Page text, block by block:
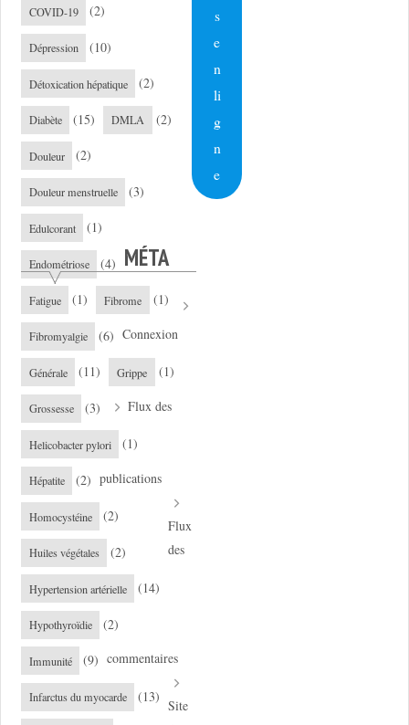
COVID-19 (2)
Dépression (10)
Détoxication hépatique (2)
Diabète (15) DMLA (2)
Douleur (2)
Douleur menstruelle (3)
Edulcorant (1)
Endométriose (4)
Fatigue (1) Fibrome (1)
Fibromyalgie (6)
Générale (11) Grippe (1)
Grossesse (3)
Helicobacter pylori (1)
Hépatite (2)
Homocystéine (2)
Huiles végétales (2)
Hypertension artérielle (14)
Hypothyroïdie (2)
Immunité (9)
Infarctus du myocarde (13)
s
e
n
li
g
n
e
MÉTA
Connexion
Flux des
publications
Flux
des
commentaires
Site